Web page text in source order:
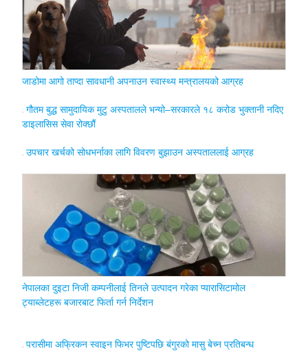
जाडोमा आगो ताप्दा सावधानी अपनाउन स्वास्थ्य मन्त्रालयको आग्रह
गौतम बुद्ध सामुदायिक मुटु अस्पतालले भन्यो–सरकारले १८ करोड भुक्तानी नदिए
डाइलासिस सेवा रोक्छौं
उपचार खर्चको सोधभर्नाका लागि विवरण बुझाउन अस्पताललाई आग्रह
नेपालका दुइटा निजी कम्पनीलाई तिनले उत्पादन गरेका प्यारासिटामोल
ट्याब्लेटहरू बजारबाट फिर्ता गर्न निर्देशन
परासीमा अफ्रिकन स्वाइन फिभर पुष्टिपछि बंगुरको मासु बेच्न प्रतिबन्ध